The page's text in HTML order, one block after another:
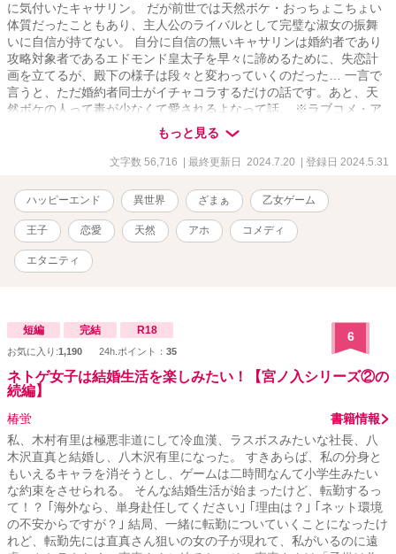
に気付いたキャサリン。 だが前世では天然ボケ・おっちょこちょい
体質だったこともあり、主人公のライバルとして完璧な淑女の振舞
いに自信が持てない。 自分に自信の無いキャサリンは婚約者であり
攻略対象者であるエドモンド皇太子を早々に諦めるために、失恋計
画を立てるが、殿下の様子は段々と変わっていくのだった… 一言で
言うと、ただ婚約者同士がイチャコラするだけの話です。あと、天
然ボケの人って毒が少なくて愛されるよなって話。 ※ラブコメ・ア
ホエロ・下品な表現・天然・溺愛・腹黒ヒロイン・一人称の地の
文・魔法・ラッキースケベ、ヒーローによる軽いざまぁが含まれま
す。番外編にて一部残酷な描写があります。 苦手な方はご注意くだ
24.7.20番外編３話投稿完了しました。
もっと見る
文字数 56,716 | 最終更新日 2024.7.20 | 登録日 2024.5.31
ハッピーエンド 異世界 ざまぁ 乙女ゲーム
王子 恋愛 天然 アホ コメディ
エタニティ
短編 完結 R18
お気に入り:1,190 24h.ポイント： 35
6
ネトゲ女子は結婚生活を楽しみたい！【宮ノ入シリーズ②の
続編】
椿蛍
書籍情報
私、木村有里は極悪非道にして冷血漢、ラスボスみたいな社長、八
木沢直真と結婚し、八木沢有里になった。 すきあらば、私の分身と
もいえるキャラを消そうとし、ゲームは二時間なんて小学生みたい
な約束をさせられる。 そんな結婚生活が始まったけど、転勤するっ
て！？ ｢海外なら、単身赴任してください｣ ｢理由は？｣ ｢ネット環境
の不安からですが？｣ 結局、一緒に転勤についていくことになったけ
れど、転勤先には直真さん狙いの女の子が現れて、私がいるのに遠